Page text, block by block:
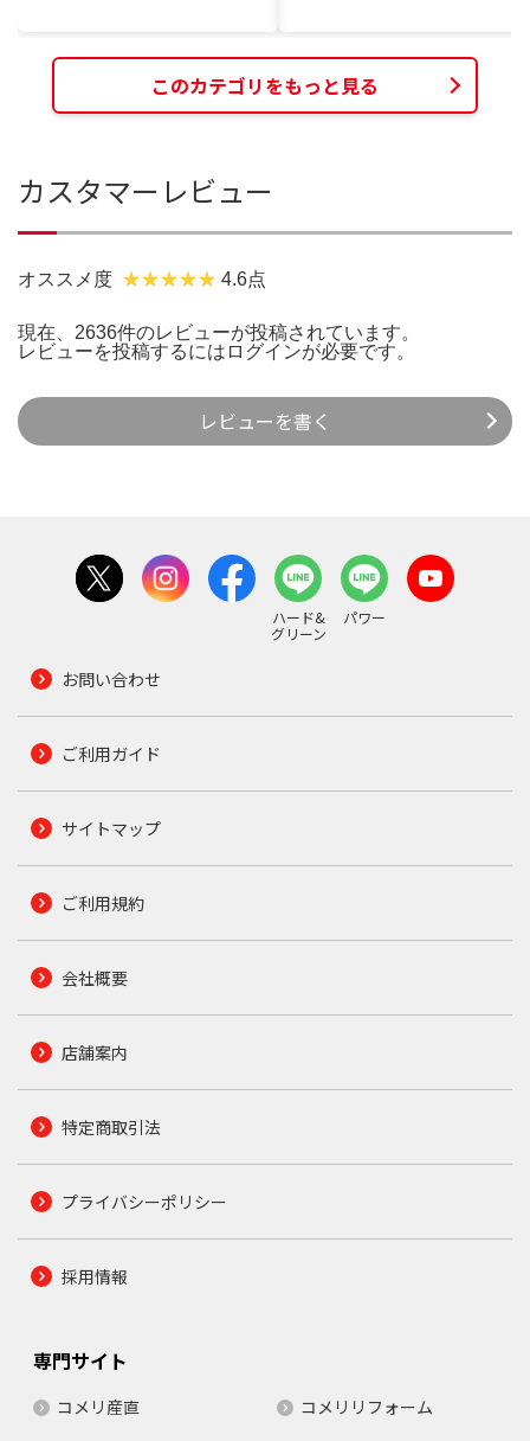
このカテゴリをもっと見る
カスタマーレビュー
オススメ度 4.6点
現在、2636件のレビューが投稿されています。
レビューを投稿するには ログインが必要です。
レビューを書く
ハード&
グリーン
パワー
お問い合わせ
ご利用ガイド
サイトマップ
ご利用規約
会社概要
店舗案内
特定商取引法
プライバシーポリシー
採用情報
専門サイト
コメリ産直
コメリリフォーム